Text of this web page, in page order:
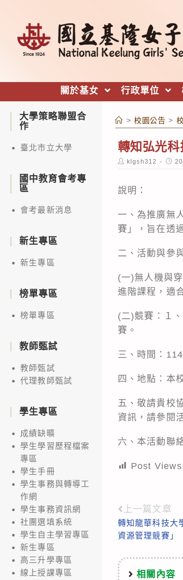
關於基女 行政單位
> 校園公告 >
轉知弘光
Post
author:
klgsh312
Post
說明：
一、為推廣無
賽」，旨在透
二、活動與參
(一)無人機與
進階課程，適
(二)競賽：１
賽。
三、時間：
四、地點：本
五、敬請貴校
資訊，請參閱
六、本活動聯
Post
Read
more
上一篇文章
轉知龍華科技大
資源管理競賽」
相關內容
大學策略聯盟合
作
臺北市立大學
國中教育會考專
區
會考最新消息
新生專區
新生專區
榜單專區
榜單專區
教師甄試
教師甄試
代理教師甄試
學生專區
成績缺曠
學生學習歷程檔案
專區
學生手冊
學生事務與轉導工
作網
學生事務資訊網
社團選填系統
學生自主學習專區
新生專區
高三升學專區
線上授課專區